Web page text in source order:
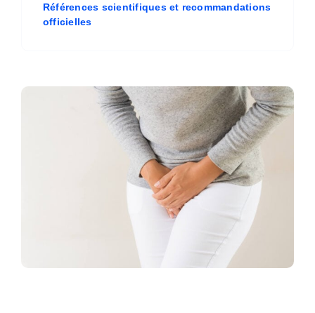
Références scientifiques et recommandations
officielles